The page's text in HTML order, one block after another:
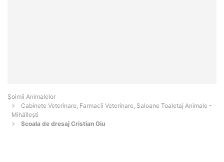
Şoimii Animalelor
Cabinete Veterinare, Farmacii Veterinare, Saloane Toaletaj Animale -
Mihăileşti
Scoala de dresaj Cristian Giu